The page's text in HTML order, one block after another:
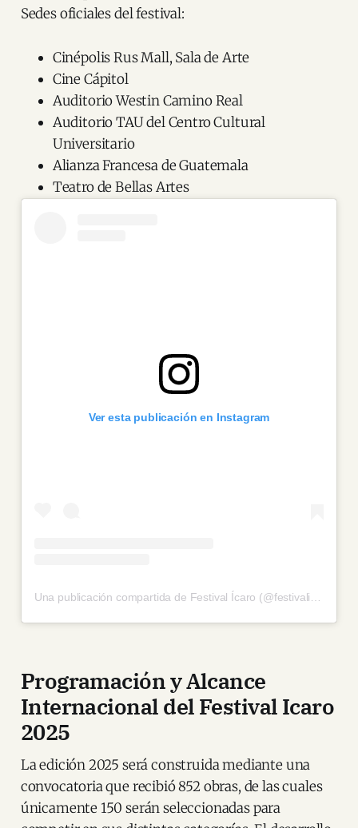
Sedes oficiales del festival:
Cinépolis Rus Mall, Sala de Arte
Cine Cápitol
Auditorio Westin Camino Real
Auditorio TAU del Centro Cultural
Universitario
Alianza Francesa de Guatemala
Teatro de Bellas Artes
Ver esta publicación en Instagram
Una publicación compartida de Festival Ícaro (@festivalicaro)
Programación y Alcance
Internacional del Festival Icaro
2025
La edición 2025 será construida mediante una
convocatoria que recibió 852 obras, de las cuales
únicamente 150 serán seleccionadas para